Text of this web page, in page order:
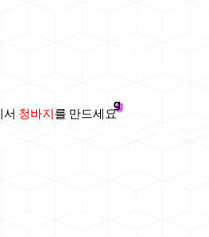
서 청바지를 만드세요
g